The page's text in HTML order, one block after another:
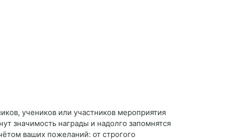
учеников или участников мероприятия
значимость награды и надолго запомнятся
ваших пожеланий: от строгого